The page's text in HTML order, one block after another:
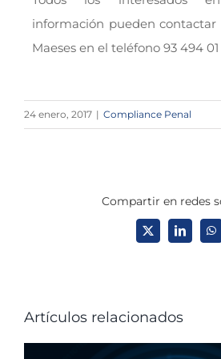
información pueden contactar
Maeses en el teléfono 93 494 01
24 enero, 2017 | Compliance Penal
Compartir en redes
X LinkedIn
Artículos relacionados